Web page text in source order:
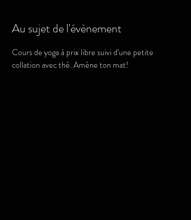
Au sujet de l'évènement
Cours de yoga à prix libre suivi d'une petite
collation avec thé. Amène ton mat!